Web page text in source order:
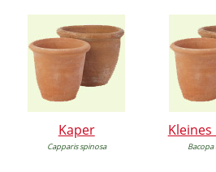
Kaper
Capparis spinosa